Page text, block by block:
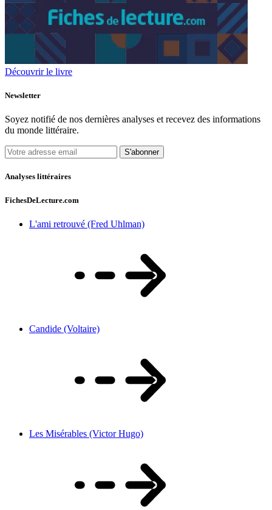
Découvrir le livre
Newsletter
Soyez notifié de nos dernières analyses et recevez des informations
du monde littéraire.
S'abonner
Analyses littéraires
FichesDeLecture.com
L'ami retrouvé (Fred Uhlman)
Candide (Voltaire)
Les Misérables (Victor Hugo)